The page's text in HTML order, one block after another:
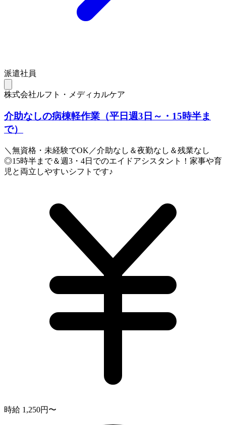
派遣社員
株式会社ルフト・メディカルケア
介助なしの病棟軽作業（平日週3日～・15時半ま
で）
＼無資格・未経験でOK／介助なし＆夜勤なし＆残業なし
◎15時半まで＆週3・4日でのエイドアシスタント！家事や育
児と両立しやすいシフトです♪
時給 1,250円〜